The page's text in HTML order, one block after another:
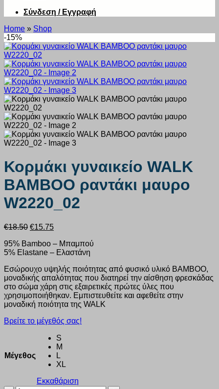
Σύνδεση / Εγγραφή
Home » Shop
-15%
Κορμάκι γυναικείο WALK
BAMBOO ραντάκι μαυρο
W2220_02
€18.50 Original
was:
€18.50.
€15.75Η
τιμή
είναι:
95% Bamboo – Μπαμπού
5% Elastane – Ελαστάνη
Εσώρουχο υψηλής ποιότητας από φυσικό υλικό BAMBOO,
μοναδικής απαλότητας που διατηρεί την αίσθηση φρεσκάδας
στο σώμα χάρη στις εξαιρετικές πρώτες ύλες που
χρησιμοποιήθηκαν. Εμπιστευθείτε και αφεθείτε στην
μοναδική ποιότητα της WALK
Βρείτε το μέγεθός σας!
Μέγεθος
S
M
L
XL
Εκκαθάριση